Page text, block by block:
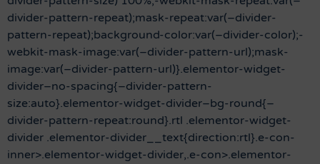
divider-pattern-repeat);mask-repeat:var(–divider-
pattern-repeat);background-color:var(–divider-color);-
webkit-mask-image:var(–divider-pattern-url);mask-
image:var(–divider-pattern-url)}.elementor-widget-
divider–no-spacing{–divider-pattern-
size:auto}.elementor-widget-divider–bg-round{–
divider-pattern-repeat:round}.rtl .elementor-widget-
divider .elementor-divider__text{direction:rtl}.e-con-
inner>.elementor-widget-divider,.e-con>.elementor-